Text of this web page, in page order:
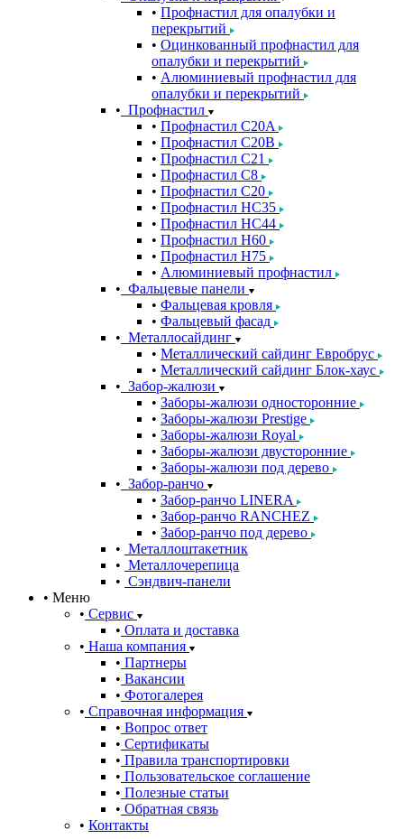
Профнастил для опалубки и
перекрытий
Оцинкованный профнастил для
опалубки и перекрытий
Алюминиевый профнастил для
опалубки и перекрытий
Профнастил
Профнастил С20A
Профнастил С20B
Профнастил С21
Профнастил С8
Профнастил С20
Профнастил НС35
Профнастил НС44
Профнастил Н60
Профнастил Н75
Алюминиевый профнастил
Фальцевые панели
Фальцевая кровля
Фальцевый фасад
Металлосайдинг
Металлический сайдинг Евробрус
Металлический сайдинг Блок-хаус
Забор-жалюзи
Заборы-жалюзи односторонние
Заборы-жалюзи Prestige
Заборы-жалюзи Royal
Заборы-жалюзи двусторонние
Заборы-жалюзи под дерево
Забор-ранчо
Забор-ранчо LINERA
Забор-ранчо RANCHEZ
Забор-ранчо под дерево
Металлоштакетник
Металлочерепица
Сэндвич-панели
Меню
Сервис
Оплата и доставка
Наша компания
Партнеры
Вакансии
Фотогалерея
Справочная информация
Вопрос ответ
Сертификаты
Правила транспортировки
Пользовательское соглашение
Полезные статьи
Обратная связь
Контакты